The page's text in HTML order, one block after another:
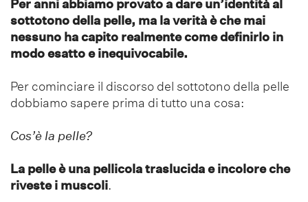
Per anni abbiamo provato a dare un’identità al
sottotono della pelle, ma la verità è che mai
nessuno ha capito realmente come definirlo in
modo esatto e inequivocabile.
Per cominciare il discorso del sottotono della pelle
dobbiamo sapere prima di tutto una cosa:
Cos’è la pelle?
La pelle è una pellicola traslucida e incolore che
riveste i muscoli.